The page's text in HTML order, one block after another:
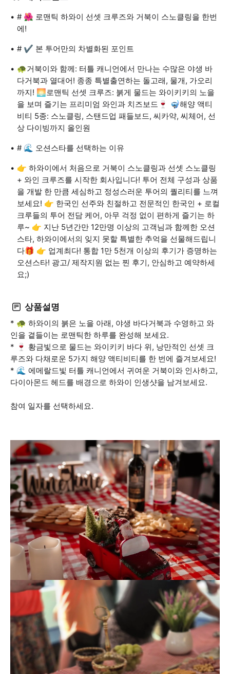
# 🌺 로맨틱 하와이 선셋 크루즈와 거북이 스노클링을 한번
에!
# ✔️ 본 투어만의 차별화된 포인트
🐢거북이와 함께: 터틀 캐니언에서 만나는 수많은 야생 바
다거북과 열대어! 종종 특별출연하는 돌고래, 물개, 가오리
까지! 🌅로맨틱 선셋 크루즈: 붉게 물드는 와이키키의 노을
을 보며 즐기는 프리미엄 와인과 치즈보드🍷 🤿해양 액티
비티 5종: 스노클링, 스탠드업 패들보드, 씨카약, 씨체어, 선
상 다이빙까지 올인원
# 🌊 오션스타를 선택하는 이유
👉 하와이에서 처음으로 거북이 스노클링과 선셋 스노클링
+ 와인 크루즈를 시작한 회사입니다! 투어 전체 구성과 상품
을 개발 한 만큼 세심하고 정성스러운 투어의 퀄리티를 느껴
보세요! 👉 한국인 선주와 친절하고 전문적인 한국인 + 로컬
크루들의 투어 전담 케어, 아무 걱정 없이 편하게 즐기는 하
루~ 👉 지난 5년간만 12만명 이상의 고객님과 함께한 오션
스타, 하와이에서의 잊지 못할 특별한 추억을 선물해드립니
다🎁 👉 업계최다! 통합 1만 5천개 이상의 후기가 증명하는
오션스타! 광고/ 제작지원 없는 찐 후기, 안심하고 예약하세
요;)
상품설명
* 🐢 하와이의 붉은 노을 아래, 야생 바다거북과 수영하고 와
인을 곁들이는 로맨틱한 하루를 완성해 보세요.
* 🍷 황금빛으로 물드는 와이키키 바다 위, 낭만적인 선셋 크
루즈와 다채로운 5가지 해양 액티비티를 한 번에 즐겨보세요!
* 🌊 에메랄드빛 터틀 캐니언에서 귀여운 거북이와 인사하고,
다이아몬드 헤드를 배경으로 하와이 인생샷을 남겨보세요.
참여 일자를 선택하세요.